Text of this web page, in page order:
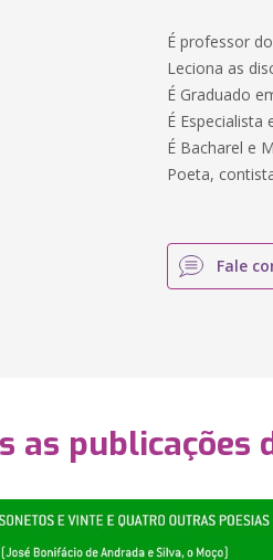
É professor
Leciona as
É Graduado
É
É Bacharel e
Poeta,
Fale
as publicações